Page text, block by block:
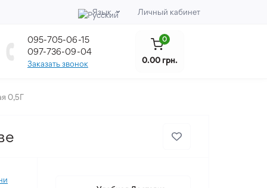
Язык Личный кабинет
095-705-06-15
097-736-09-04
Заказать звонок
0
0.00 грн.
0,5Г